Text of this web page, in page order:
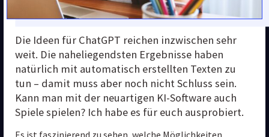
Die Ideen für ChatGPT reichen inzwischen sehr
weit. Die naheliegendsten Ergebnisse haben
natürlich mit automatisch erstellten Texten zu
tun – damit muss aber noch nicht Schluss sein.
Kann man mit der neuartigen KI-Software auch
Spiele spielen? Ich habe es für euch ausprobiert.
Es ist faszinierend zu sehen, welche Möglichkeiten